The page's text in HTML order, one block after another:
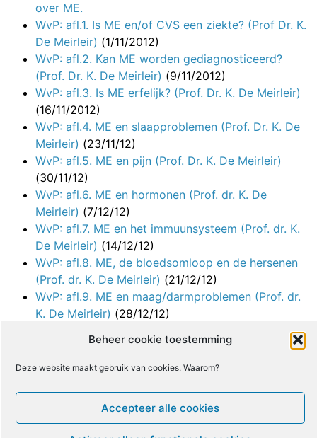
Beheer cookie toestemming
Deze website maakt gebruik van cookies. Waarom?
Accepteer alle cookies
over ME.
WvP: afl.1. Is ME en/of CVS een ziekte? (Prof Dr. K.
De Meirleir) (1/11/2012)
WvP: afl.2. Kan ME worden gediagnosticeerd?
(Prof. Dr. K. De Meirleir) (9/11/2012)
WvP: afl.3. Is ME erfelijk? (Prof. Dr. K. De Meirleir)
(16/11/2012)
WvP: afl.4. ME en slaapproblemen (Prof. Dr. K. De
Meirleir) (23/11/12)
WvP: afl.5. ME en pijn (Prof. Dr. K. De Meirleir)
(30/11/12)
WvP: afl.6. ME en hormonen (Prof. dr. K. De
Meirleir) (7/12/12)
WvP: afl.7. ME en het immuunsysteem (Prof. dr. K.
De Meirleir) (14/12/12)
WvP: afl.8. ME, de bloedsomloop en de hersenen
(Prof. dr. K. De Meirleir) (21/12/12)
WvP: afl.9. ME en maag/darmproblemen (Prof. dr.
K. De Meirleir) (28/12/12)
WvP: afl.10. ME, comorbiditeit en uitsluitingscriteria
(Prof. dr. K. De Meirleir) (4/1/13)
WvP: afl.11. Bestaan en oorzaken van ME (Prof. dr.
testen (Prof. dr. K. De Meirleir)(1/2/13)
WvP: afl.13. Slaap en pijn (Prof. dr. K. De Meirleir)